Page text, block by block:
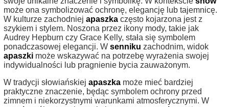
może ona symbolizować ochronę, elegancję lub tajemnicę.
W kulturze zachodniej apaszka często kojarzona jest z
szykiem i stylem. Noszona przez ikony mody, takie jak
Audrey Hepburn czy Grace Kelly, stała się symbolem
ponadczasowej elegancji. W senniku zachodnim, widok
apaszki może wskazywać na potrzebę wyrażenia swojej
indywidualności lub pragnienie bycia zauważonym.
W tradycji słowiańskiej apaszka może mieć bardziej
praktyczne znaczenie, będąc symbolem ochrony przed
zimnem i niekorzystnymi warunkami atmosferycznymi. W